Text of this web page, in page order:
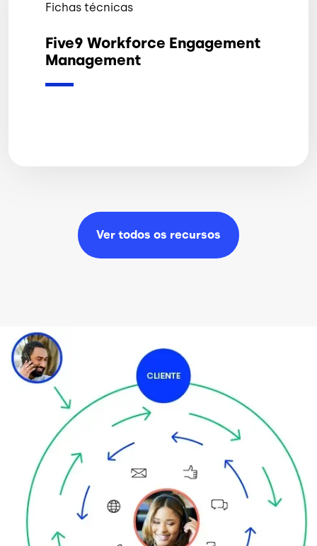
Fichas técnicas
Five9 Workforce Engagement
Management
Ver todos os recursos
Imagem